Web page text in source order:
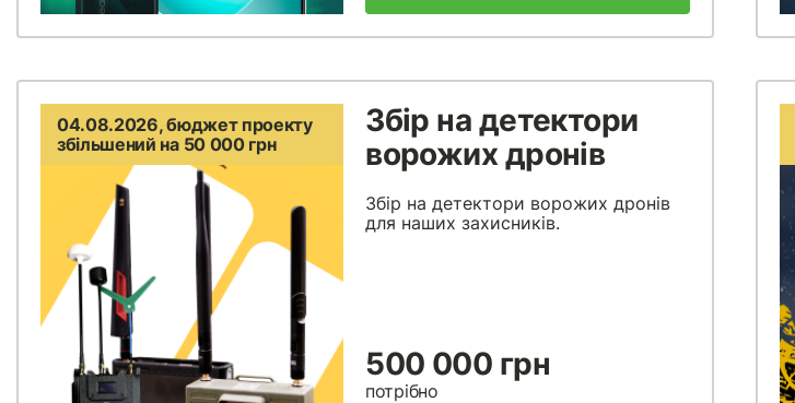
04.08.2026, бюджет проекту
збільшений на 50 000 грн
Збір на детектори
ворожих дронів
Збір на детектори ворожих дронів
для наших захисників.
500 000 грн
потрібно